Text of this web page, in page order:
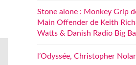
Stone alone : Monkey Grip
Main Offender de Keith
Watts & Danish Radio Big
l’Odyssée, Christopher